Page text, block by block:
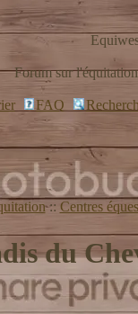
Forum sur
FAQ
:: Centres
du